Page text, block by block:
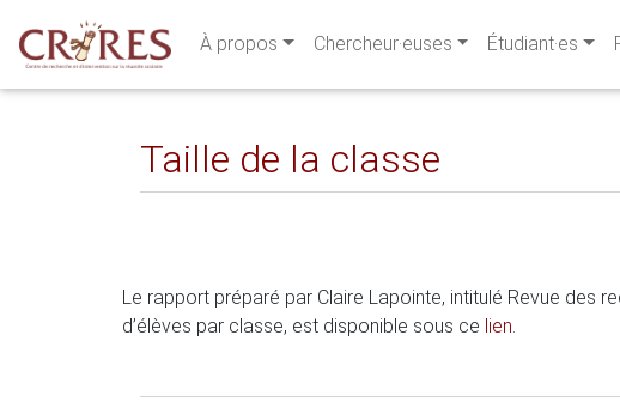
À propos Chercheur·euses Étudiant·es
Taille de la classe
Le rapport préparé par Claire Lapointe, intitulé Revue des
d’élèves par classe, est disponible sous ce lien.